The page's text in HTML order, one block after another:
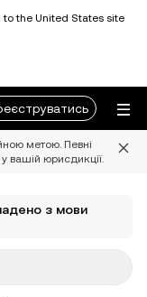
to the United States site
метою. Певні
вашій юрисдикції.
з мови